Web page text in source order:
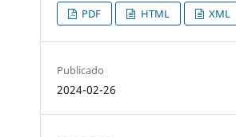
PDF HTML XML
Publicado
2024-02-26